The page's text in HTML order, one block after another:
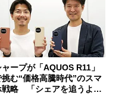
ャープが「AQUOS R11」
挑む“価格高騰時代”のスマ
戦略 「シェアを追うより